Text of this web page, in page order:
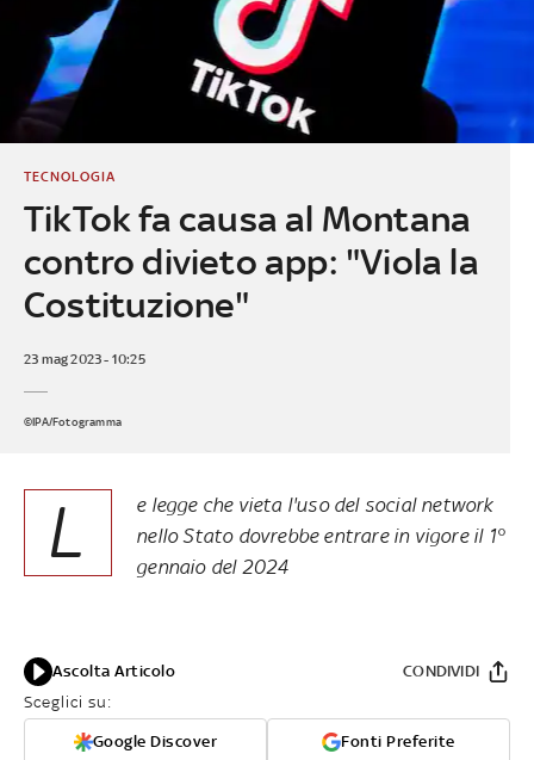
TikTok fa causa al Montana
contro divieto app: "Viola la
Costituzione"
TECNOLOGIA
23 mag 2023 - 10:25
©IPA/Fotogramma
L
e legge che vieta l'uso del social network
nello Stato dovrebbe entrare in vigore il 1°
gennaio del 2024
Ascolta Articolo
Sceglici su:
Google Discover Fonti Preferite
CONDIVIDI